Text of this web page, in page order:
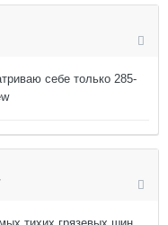
себе только 285-